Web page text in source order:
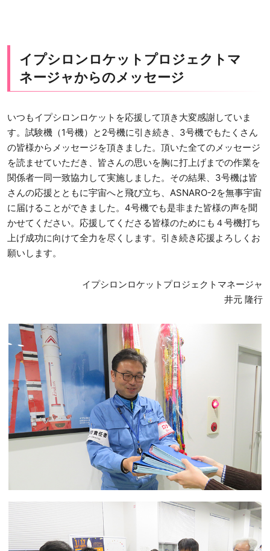
イプシロンロケットプロジェクトマ
ネージャからのメッセージ
いつもイプシロンロケットを応援して頂き大変感謝していま
す。試験機（1号機）と2号機に引き続き、3号機でもたくさん
の皆様からメッセージを頂きました。頂いた全てのメッセージ
を読ませていただき、皆さんの思いを胸に打上げまでの作業を
関係者一同一致協力して実施しました。その結果、3号機は皆
さんの応援とともに宇宙へと飛び立ち、ASNARO-2を無事宇宙
に届けることができました。4号機でも是非また皆様の声を聞
かせてください。応援してくださる皆様のためにも４号機打ち
上げ成功に向けて全力を尽くします。引き続き応援よろしくお
願いします。
イプシロンロケットプロジェクトマネージャ
井元 隆行